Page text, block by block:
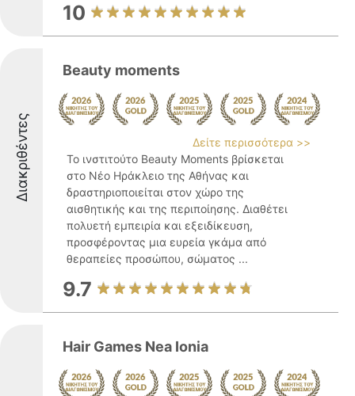
10
Διακριθέντες
Beauty moments
Δείτε περισσότερα >>
Το ινστιτούτο Beauty Moments βρίσκεται
στο Νέο Ηράκλειο της Αθήνας και
δραστηριοποιείται στον χώρο της
αισθητικής και της περιποίησης. Διαθέτει
πολυετή εμπειρία και εξειδίκευση,
προσφέροντας μια ευρεία γκάμα από
θεραπείες προσώπου, σώματος ...
9.7
Hair Games Nea Ionia